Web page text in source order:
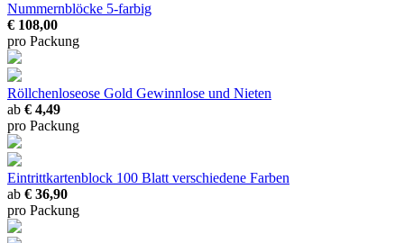
Nummernblöcke 5-farbig
€ 108,00
pro Packung
Röllchenloseose Gold Gewinnlose und Nieten
ab € 4,49
pro Packung
Eintrittkartenblock 100 Blatt verschiedene Farben
ab € 36,90
pro Packung